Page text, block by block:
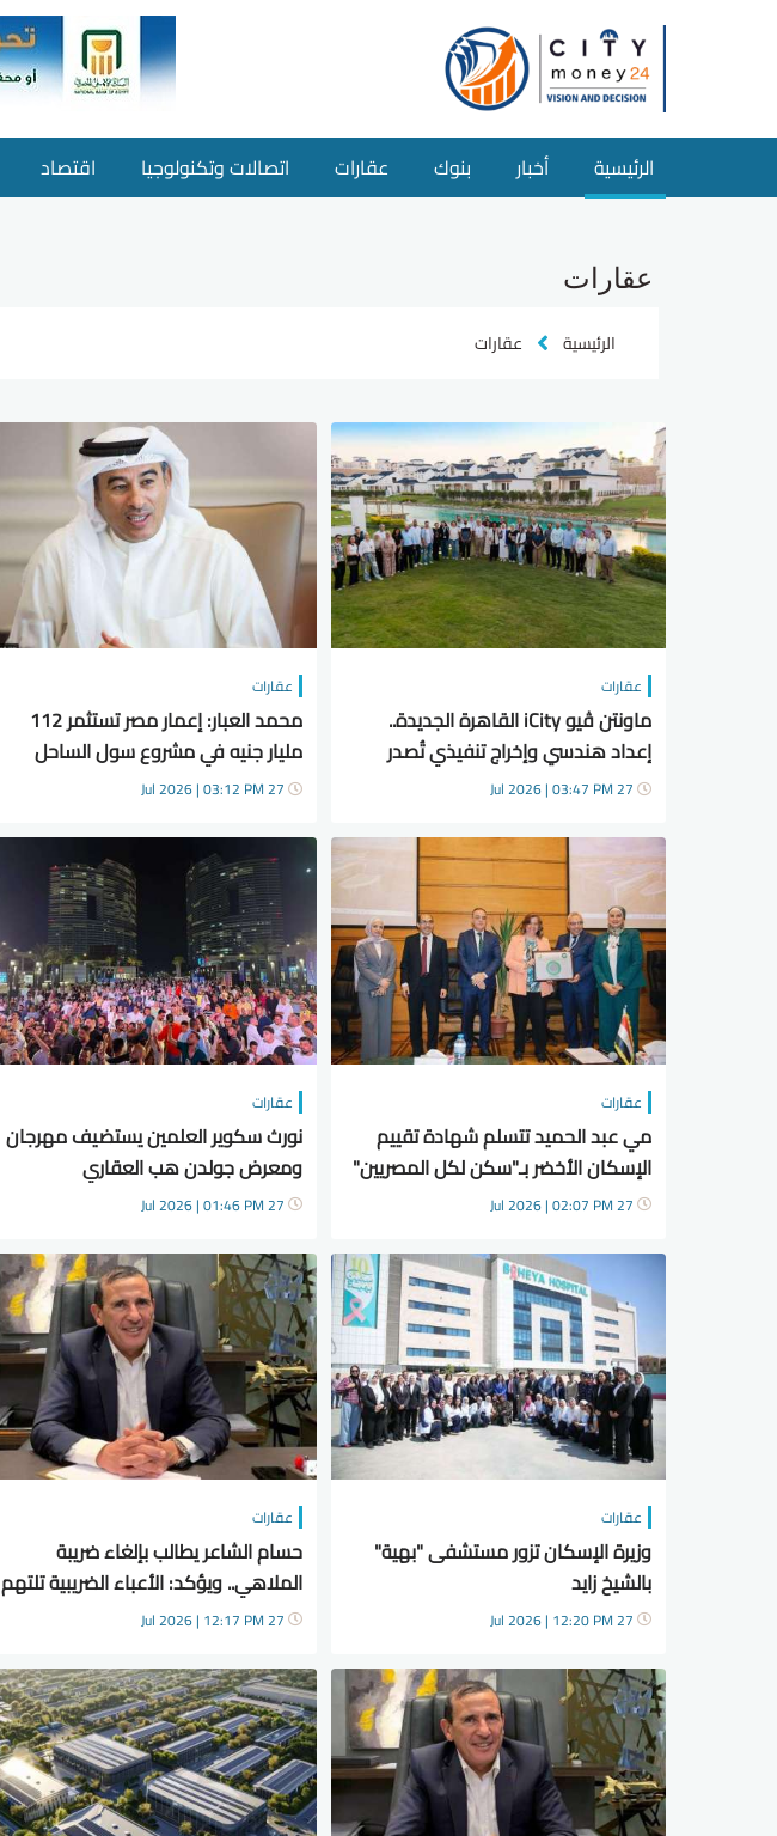
الرئيسية أخبار بنوك عقارات اتصالات وتكنولوجيا اقتصاد
عقارات
الرئيسية عقارات
عقارات
ماونتن ڤيو iCity القاهرة الجديدة..
إعداد هندسي وإخراج تنفيذي تُصدر
للعالم
27 Jul 2026 | 03:47 PM
عقارات
محمد العبار: إعمار مصر تستثمر 112
مليار جنيه في مشروع سول الساحل
الشمالي
27 Jul 2026 | 03:12 PM
عقارات
مي عبد الحميد تتسلم شهادة تقييم
الإسكان الأخضر بـ"سكن لكل المصريين"
في حدائق العاصمة
27 Jul 2026 | 02:07 PM
عقارات
نورث سكوير العلمين يستضيف مهرجان
ومعرض جولدن هب العقاري
27 Jul 2026 | 01:46 PM
عقارات
وزيرة الإسكان تزور مستشفى "بهية"
بالشيخ زايد
27 Jul 2026 | 12:20 PM
عقارات
حسام الشاعر يطالب بإلغاء ضريبة
الملاهي.. ويؤكد: الأعباء الضريبية تلتهم
55% من إيرادات الحفلات27 Jul 2026 | 12:17 PM